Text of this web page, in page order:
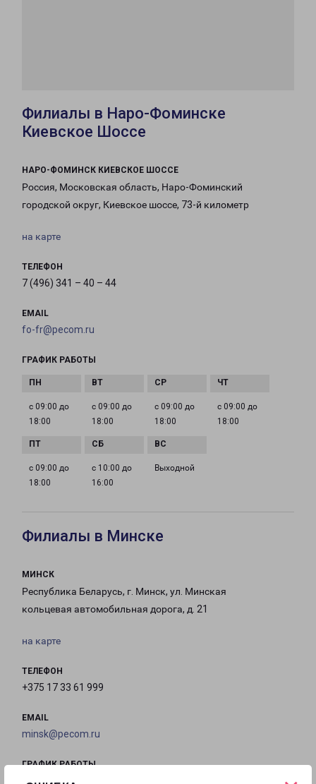
Филиалы в Наро-Фоминске
Киевское Шоссе
НАРО-ФОМИНСК КИЕВСКОЕ ШОССЕ
Россия, Московская область, Наро-Фоминский
городской округ, Киевское шоссе, 73-й километр
на карте
ТЕЛЕФОН
7 (496) 341 – 40 – 44
EMAIL
fo-fr@pecom.ru
ГРАФИК РАБОТЫ
с 09:00 до
18:00
с 09:00 до
18:00
с 09:00 до
18:00
с 09:00 до
18:00
с 09:00 до
18:00
с 10:00 до
16:00
Выходной
Филиалы в Минске
МИНСК
Республика Беларусь, г. Минск, ул. Минская
кольцевая автомобильная дорога, д. 21
на карте
ТЕЛЕФОН
+375 17 33 61 999
EMAIL
minsk@pecom.ru
ГРАФИК РАБОТЫ